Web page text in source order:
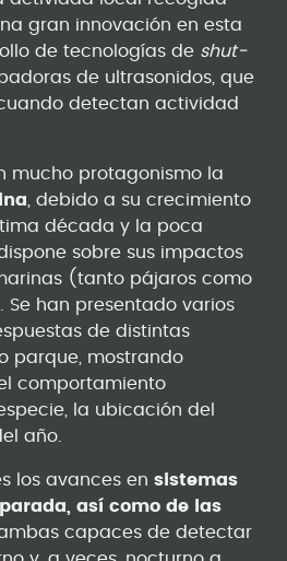
gran innovación en esta
de tecnologías de shut-
de ultrasonidos, que
detectan actividad
mucho protagonismo la
, debido a su crecimiento
década y la poca
sobre sus impactos
(tanto pájaros como
Se han presentado varios
de distintas
parque, mostrando
comportamiento
la ubicación del
año.
los avances ensistemas
así como de las
capaces de detectar